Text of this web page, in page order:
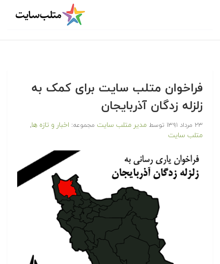
فراخوان متلب سایت برای کمک به
زلزله زدگان آذربایجان
۲۳ مرداد ۱۳۹۱ توسط مدیر متلب سایت مجموعه: اخبار و تازه ها,
متلب سایت